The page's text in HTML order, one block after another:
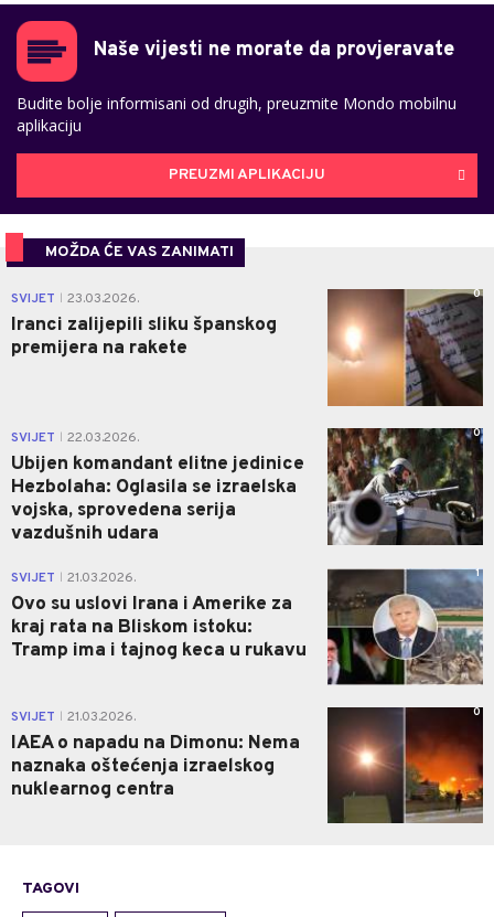
Naše vijesti ne morate da provjeravate
Budite bolje informisani od drugih, preuzmite Mondo mobilnu
aplikaciju
PREUZMI APLIKACIJU
MOŽDA ĆE VAS ZANIMATI
SVIJET 23.03.2026.
Iranci zalijepili sliku španskog
premijera na rakete
0
SVIJET 22.03.2026.
Ubijen komandant elitne jedinice
Hezbolaha: Oglasila se izraelska
vojska, sprovedena serija
vazdušnih udara
0
SVIJET 21.03.2026.
Ovo su uslovi Irana i Amerike za
kraj rata na Bliskom istoku:
Tramp ima i tajnog keca u rukavu
1
SVIJET 21.03.2026.
IAEA o napadu na Dimonu: Nema
naznaka oštećenja izraelskog
nuklearnog centra
0
TAGOVI